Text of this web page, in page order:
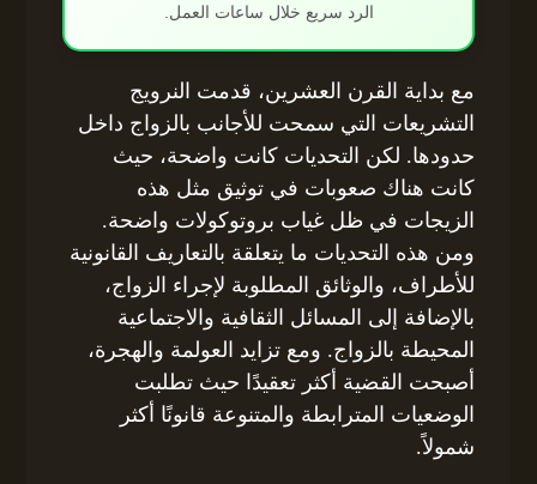
الرد سريع خلال ساعات العمل.
مع بداية القرن العشرين، قدمت النرويج
التشريعات التي سمحت للأجانب بالزواج داخل
حدودها. لكن التحديات كانت واضحة، حيث
كانت هناك صعوبات في توثيق مثل هذه
الزيجات في ظل غياب بروتوكولات واضحة.
ومن هذه التحديات ما يتعلقة بالتعاريف القانونية
للأطراف، والوثائق المطلوبة لإجراء الزواج،
بالإضافة إلى المسائل الثقافية والاجتماعية
المحيطة بالزواج. ومع تزايد العولمة والهجرة،
أصبحت القضية أكثر تعقيدًا حيث تطلبت
الوضعيات المترابطة والمتنوعة قانونًا أكثر
شمولاً.